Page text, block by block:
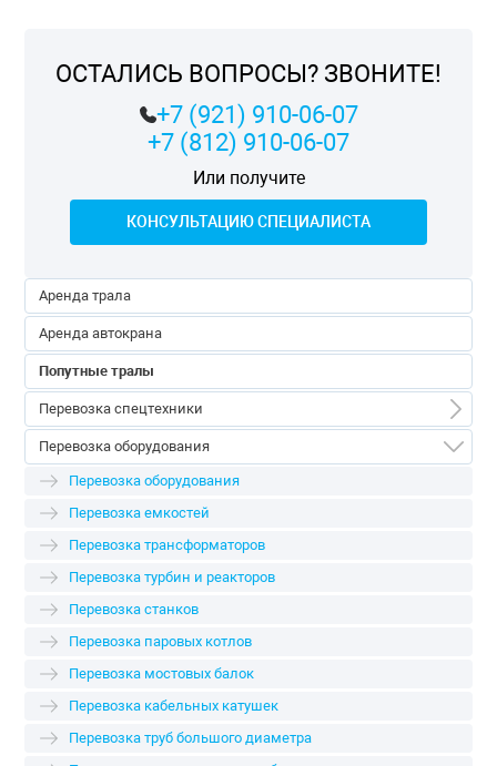
ОСТАЛИСЬ ВОПРОСЫ? ЗВОНИТЕ!
+7 (921) 910-06-07
+7 (812) 910-06-07
Или получите
КОНСУЛЬТАЦИЮ СПЕЦИАЛИСТА
Аренда трала
Аренда автокрана
Попутные тралы
Перевозка спецтехники
Перевозка спецтехники
Перевозка экскаваторов
Перевозка бульдозеров
Перевозка погрузчиков
Перевозка кранов
Перевозка дробилки
Перевозка буровых
Перевозка асфальтоукладчиков
Перевозка трубоукладчиков
Перевозка грохотов
Перевозка оборудования
Перевозка оборудования
Перевозка емкостей
Перевозка трансформаторов
Перевозка турбин и реакторов
Перевозка станков
Перевозка паровых котлов
Перевозка мостовых балок
Перевозка кабельных катушек
Перевозка труб большого диаметра